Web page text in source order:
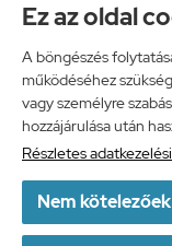
Ez az oldal
A böngészés
működéséhez
vagy személyre
hozzájárulása után
Részletes
Nem
9024 Győr,
Telefon: 06 96 444
E-mail: info@vibi.hu
Facebook